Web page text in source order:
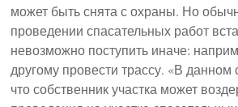
может быть снята с охраны. Но
проведении спасательных работ
невозможно поступить иначе:
другому провести трассу. «В данном
что собственник участка может